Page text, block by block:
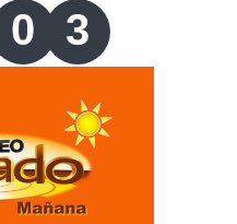
0 3